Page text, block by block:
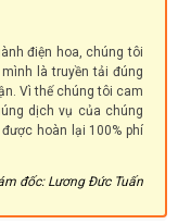
điện hoa, chúng tôi
là truyền tải đúng
Vì thế chúng tôi cam
dịch vụ của chúng
hoàn lại 100% phí
đốc: Lương Đức Tuấn